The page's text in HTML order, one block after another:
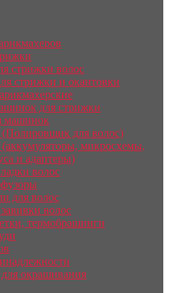
стрижки волос
стрижки и окантовки
для стрижки
машинок
(Полировщик для волос)
микросхемы,
и адаптеры)
волос
для волос
волос
термобрашинги
окрашивания